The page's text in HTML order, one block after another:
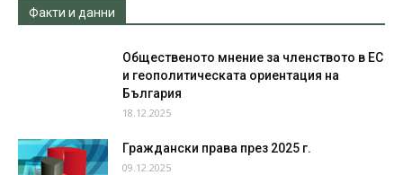
Факти и данни
Общественото мнение за членството в ЕС
и геополитическата ориентация на
България
18.12.2025
Граждански права през 2025 г.
09.12.2025